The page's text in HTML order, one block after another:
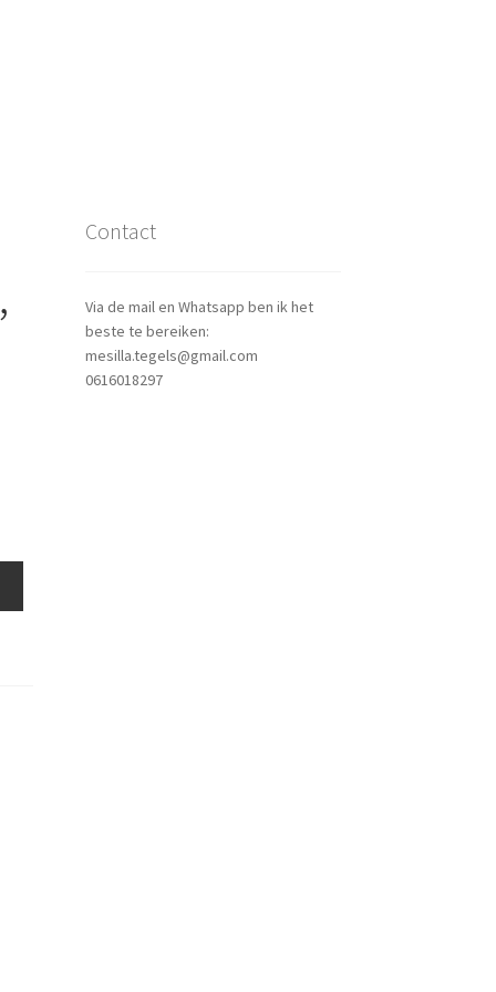
Contact
Via de mail en Whatsapp ben ik het
beste te bereiken:
mesilla.tegels@gmail.com
0616018297